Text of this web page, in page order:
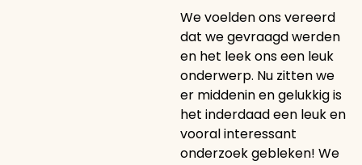
We voelden ons vereerd
dat we gevraagd werden
en het leek ons een leuk
onderwerp. Nu zitten we
er middenin en gelukkig is
het inderdaad een leuk en
vooral interessant
onderzoek gebleken! We